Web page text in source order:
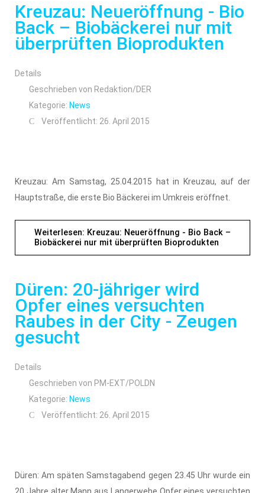
Kreuzau: Neueröffnung - Bio
Back – Biobäckerei nur mit
überprüften Bioprodukten
Details
Geschrieben von Redaktion/DER
Kategorie: News
Veröffentlicht: 26. April 2015
Kreuzau: Am Samstag, 25.04.2015 hat in Kreuzau, auf der
Hauptstraße, die erste Bio Bäckerei im Umkreis eröffnet.
Weiterlesen: Kreuzau: Neueröffnung - Bio Back –
Biobäckerei nur mit überprüften Bioprodukten
Düren: 20-jähriger wird
Opfer eines versuchten
Raubes in der City - Zeugen
gesucht
Details
Geschrieben von PM-EXT/POLDN
Kategorie: News
Veröffentlicht: 26. April 2015
Düren: Am späten Samstagabend gegen 23.45 Uhr wurde ein